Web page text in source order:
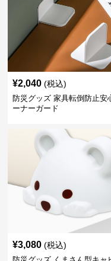
¥2,040 (税込)
防災グッズ 家具転倒防止安
ーナーガード
¥3,080 (税込)